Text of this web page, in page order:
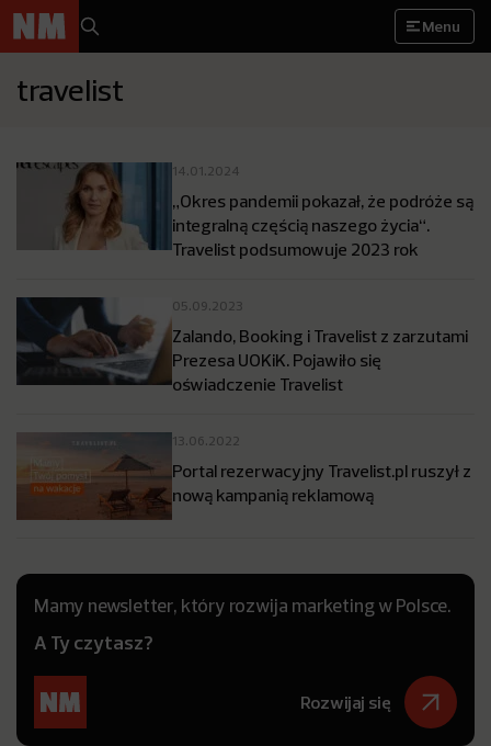
Menu
travelist
14.01.2024
„Okres pandemii pokazał, że podróże są
integralną częścią naszego życia“.
Travelist podsumowuje 2023 rok
05.09.2023
Zalando, Booking i Travelist z zarzutami
Prezesa UOKiK. Pojawiło się
oświadczenie Travelist
13.06.2022
Portal rezerwacyjny Travelist.pl ruszył z
nową kampanią reklamową
Mamy newsletter, który rozwija marketing w Polsce.
A Ty czytasz?
Rozwijaj się